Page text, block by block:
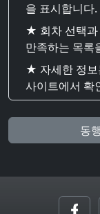
을 표시합니다.
★ 회차 선택과
만족하는 목록
★ 자세한 정보
사이트에서 확
동